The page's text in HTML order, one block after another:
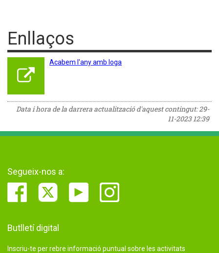
Enllaços
Acabem l'any amb Ioga
Data i hora de la darrera actualització d'aquest contingut:29-
11-2023 12:39
Segueix-nos a:
Butlletí digital
Inscriu-te per rebre informació puntual sobre les activitats